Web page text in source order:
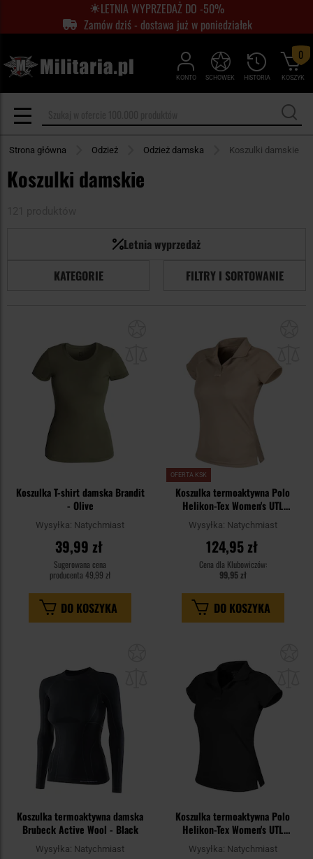
LETNIA WYPRZEDAŻ DO -50%
Zamów dziś - dostawa już w poniedziałek
KONTO HISTORIA
SCHOWEK KOSZYK
0
Strona główna Odzież Odzież damska Koszulki damskie
Koszulki damskie
Letnia wyprzedaż
KATEGORIE
FILTRY I SORTOWANIE
schowka
Koszulka T-shirt damska Brandit
- Olive
Wysyłka: Natychmiast
39,99 zł
Sugerowana cena
producenta 49,99 zł
DO KOSZYKA
OFERTA KSK
Koszulka termoaktywna Polo
Helikon-Tex Women's UTL
TopCool Lite - Khaki
Wysyłka: Natychmiast
124,95 zł
Cena dla Klubowiczów:
99,95 zł
DO KOSZYKA
schowka
Koszulka termoaktywna damska
Brubeck Active Wool - Black
Wysyłka: Natychmiast
Koszulka termoaktywna Polo
Helikon-Tex Women's UTL
TopCool Lite - Black
Wysyłka: Natychmiast